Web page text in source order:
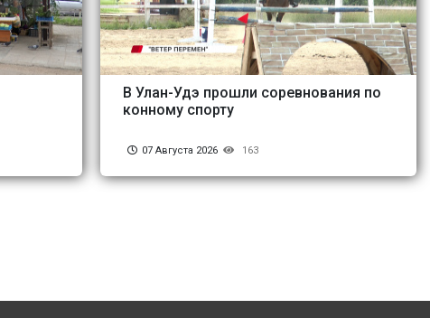
В Улан-Удэ прошли соревнования по
конному спорту
07 Августа 2026 163